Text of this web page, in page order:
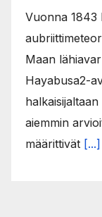
Vuonna 1843
Maan
Hayabusa2-
aiemmin
määrittivät [...]